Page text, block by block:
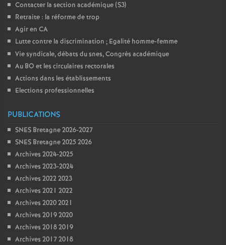
Contacter la section académique (S3)
Retraite : la réforme de trop
Agir en CA
Lutte contre la discrimination ; Egalité homme-femme
Vie syndicale, débats du snes, Congrès académique
Au BO et les circulaires rectorales
Actions dans les établissements
Elections professionnelles
PUBLICATIONS
SNES Bretagne 2026-2027
SNES Bretagne 2025 2026
Archives 2024-2025
Archives 2023-2024
Archives 2022 2023
Archives 2021 2022
Archives 2020 2021
Archives 2019 2020
Archives 2018 2019
Archives 2017 2018